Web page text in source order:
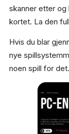
skanner etter og
kortet. La den
Hvis du blar
nye
noen spill for det.